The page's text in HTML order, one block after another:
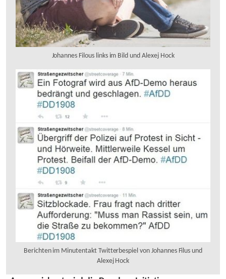
Johannes Filous links im Bild und Alexej Hock
Berichten im Minutentakt Twitterbespiel von Johannes Filus und
Alexej Hock